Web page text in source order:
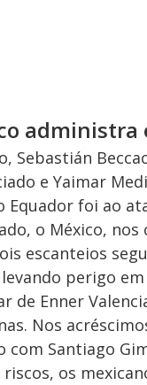
administra
Sebastián
e Yaimar
Equador foi ao
o México,
escanteios
perigo
de Enner
Nos
com Santiago
os